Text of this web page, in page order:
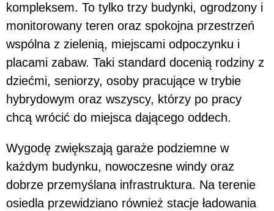
kompleksem. To tylko trzy budynki, ogrodzony i
monitorowany teren oraz spokojna przestrzeń
wspólna z zielenią, miejscami odpoczynku i
placami zabaw. Taki standard docenią rodziny z
dziećmi, seniorzy, osoby pracujące w trybie
hybrydowym oraz wszyscy, którzy po pracy
chcą wrócić do miejsca dającego oddech.
Wygodę zwiększają garaże podziemne w
każdym budynku, nowoczesne windy oraz
dobrze przemyślana infrastruktura. Na terenie
osiedla przewidziano również stacje ładowania